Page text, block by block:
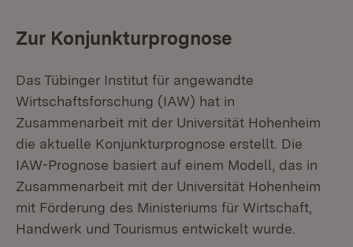
Zur Konjunkturprognose
Das Tübinger Institut für angewandte
Wirtschaftsforschung (IAW) hat in
Zusammenarbeit mit der Universität Hohenheim
die aktuelle Konjunkturprognose erstellt. Die
IAW-Prognose basiert auf einem Modell, das in
Zusammenarbeit mit der Universität Hohenheim
mit Förderung des Ministeriums für Wirtschaft,
Handwerk und Tourismus entwickelt wurde.